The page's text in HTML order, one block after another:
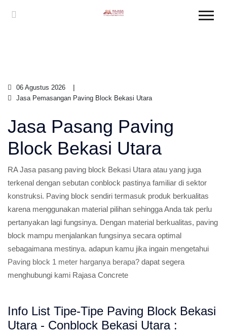
06 Agustus 2026
Jasa Pemasangan Paving Block Bekasi Utara
Jasa Pasang Paving
Block Bekasi Utara
RA Jasa pasang paving block Bekasi Utara atau yang juga
terkenal dengan sebutan conblock pastinya familiar di sektor
konstruksi. Paving block sendiri termasuk produk berkualitas
karena menggunakan material pilihan sehingga Anda tak perlu
pertanyakan lagi fungsinya. Dengan material berkualitas, paving
block mampu menjalankan fungsinya secara optimal
sebagaimana mestinya. adapun kamu jika ingain mengetahui
Paving block 1 meter harganya berapa? dapat segera
menghubungi kami Rajasa Concrete
Info List Tipe-Tipe Paving Block Bekasi
Utara - Conblock Bekasi Utara :